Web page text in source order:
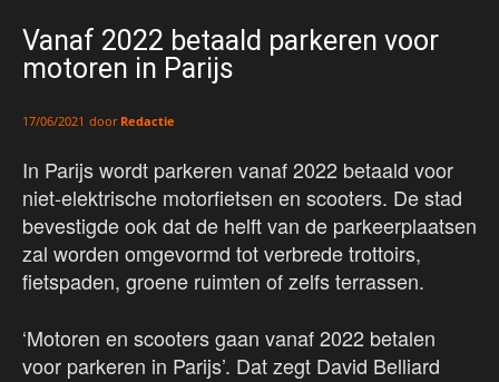
Vanaf 2022 betaald parkeren voor
motoren in Parijs
17/06/2021 door Redactie
In Parijs wordt parkeren vanaf 2022 betaald voor
niet-elektrische motorfietsen en scooters. De stad
bevestigde ook dat de helft van de parkeerplaatsen
zal worden omgevormd tot verbrede trottoirs,
fietspaden, groene ruimten of zelfs terrassen.
‘Motoren en scooters gaan vanaf 2022 betalen
voor parkeren in Parijs’. Dat zegt David Belliard